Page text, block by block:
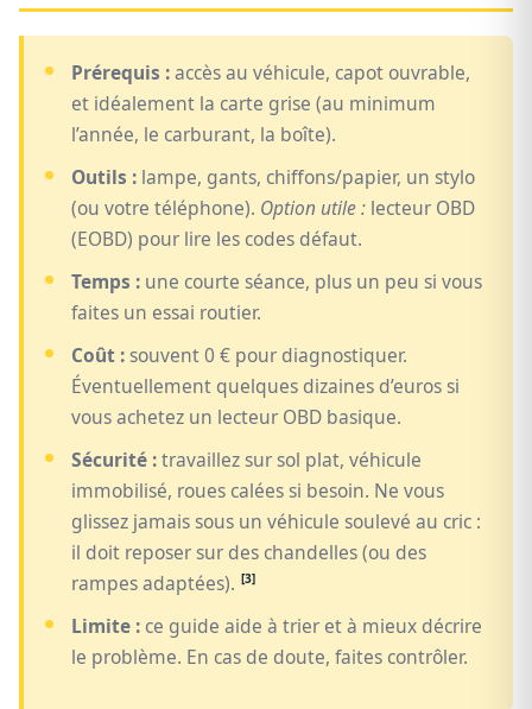
Prérequis :accès au véhicule, capot ouvrable,
et idéalement la carte grise (au minimum
l’année, le carburant, la boîte).
Outils : lampe, gants, chiffons/papier, un stylo
(ou votre téléphone). Option utile : lecteur OBD
(EOBD) pour lire les codes défaut.
Temps : une courte séance, plus un peu si vous
faites un essai routier.
Coût :souvent 0 € pour diagnostiquer.
Éventuellement quelques dizaines d’euros si
vous achetez un lecteur OBD basique.
Sécurité :travaillez sur sol plat, véhicule
immobilisé, roues calées si besoin. Ne vous
glissez jamais sous un véhicule soulevé au cric :
il doit reposer sur des chandelles (ou des
rampes adaptées). [3]
Limite : ce guide aide à trier et à mieux décrire
le problème. En cas de doute, faites contrôler.